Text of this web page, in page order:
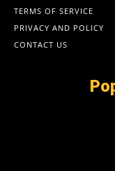
TERMS OF SERVICE
PRIVACY AND POLICY
CONTACT US